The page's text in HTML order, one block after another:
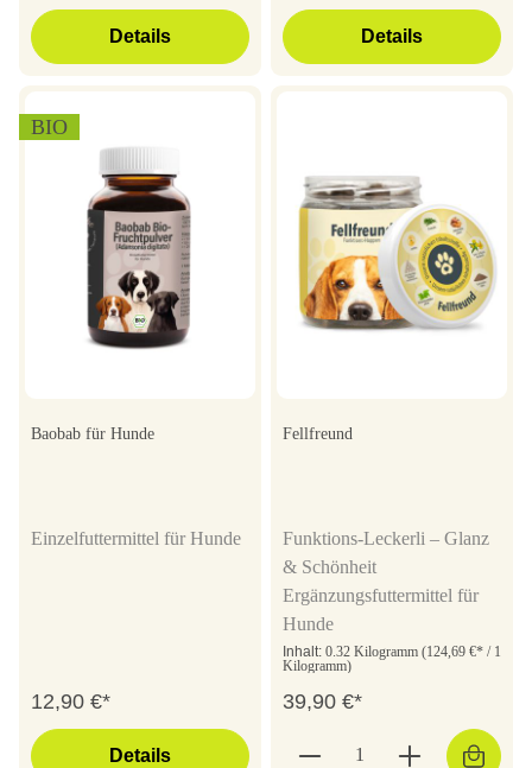
Details Details
BIO
Baobab für Hunde
Einzelfuttermittel für Hunde
12,90 €*
Details
Fellfreund
Funktions-Leckerli – Glanz
& Schönheit
Ergänzungsfuttermittel für
Hunde
Inhalt: 0.32 Kilogramm (124,69 €* / 1
Kilogramm)
39,90 €*